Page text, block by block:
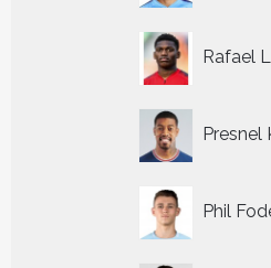
Rafael
Presnel
Phil